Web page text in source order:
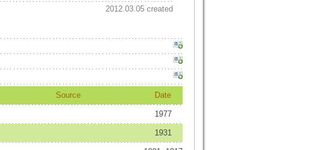
2012.03.05 created
Source Date
1977
1931